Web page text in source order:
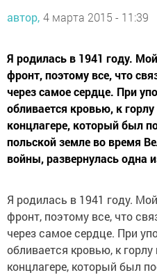
автор, 4 марта 2015 - 11:39
Я родилась в 1941 году.
фронт, поэтому все, что
через самое сердце. При
обливается кровью, к
концлагере, который был
польской земле во время
войны, развернулась одна
Я родилась в 1941 году.
фронт, поэтому все, что
через самое сердце. При
обливается кровью, к
концлагере, который был